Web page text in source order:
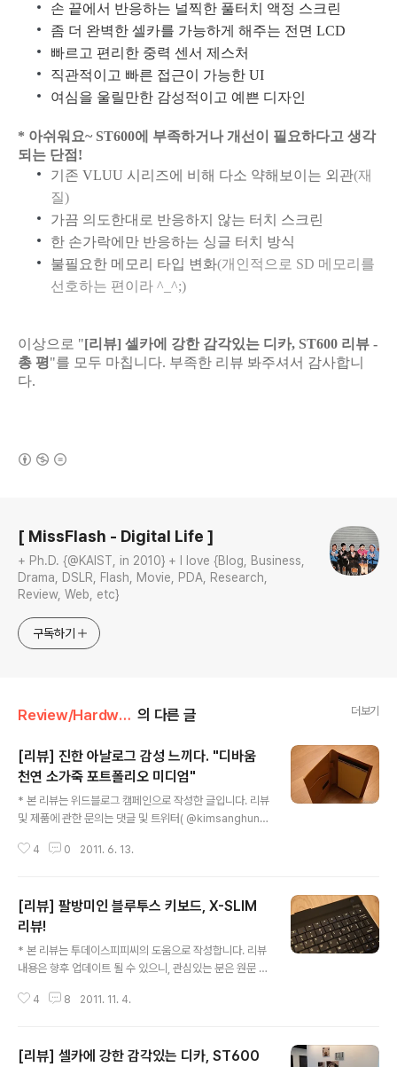
손 끝에서 반응하는 널찍한 풀터치 액정 스크린
좀 더 완벽한 셀카를 가능하게 해주는 전면 LCD
빠르고 편리한 중력 센서 제스처
직관적이고 빠른 접근이 가능한 UI
여심을 울릴만한 감성적이고 예쁜 디자인
* 아쉬워요~ ST600에 부족하거나 개선이 필요하다고 생각
되는 단점!
기존 VLUU 시리즈에 비해 다소 약해보이는 외관(재
질)
가끔 의도한대로 반응하지 않는 터치 스크린
한 손가락에만 반응하는 싱글 터치 방식
불필요한 메모리 타입 변화(개인적으로 SD 메모리를
선호하는 편이라 ^_^;)
이상으로 "[리뷰] 셀카에 강한 감각있는 디카, ST600 리뷰 -
총 평"를 모두 마칩니다. 부족한 리뷰 봐주셔서 감사합니
다.
[ MissFlash - Digital Life ]
+ Ph.D. {@KAIST, in 2010} + I love {Blog, Business,
Drama, DSLR, Flash, Movie, PDA, Research,
Review, Web, etc}
구독하기
Review/Hardware 의 다른 글 더보기
[리뷰] 진한 아날로그 감성 느끼다. "디바움
천연 소가죽 포트폴리오 미디엄"
* 본 리뷰는 위드블로그 캠페인으로 작성한 글입니다. 리뷰
및 제품에 관한 문의는 댓글 및 트위터( @kimsanghun )
겠습니닷! 하드웨어든 소프트웨어든 디지털 관련 소식 일
가죽 포트폴리오 미디엄"인데요... 이름 자체에서 알 수 없
다시피(?), 이 제품은 노트나 필기구, 명함, 카드 등을 휴대
할 수 있는 고급스러운 스타일의 가죽 케이스입니다. 먼저
간단하게 개봉샷을 살펴보도록 할까요? 제가 제일 좋아하
는 *-_-* 택배박스 입니다. 제목에 "아날로그 감성이 물씬
풍기는 제품"이라고 해서 그런지 케이스에서도 남다른 포
4 0 2011. 6. 13.
[리뷰] 팔방미인 블루투스 키보드, X-SLIM
리뷰!
* 본 리뷰는 투데이스피피씨의 도움으로 작성합니다. 리뷰
내용은 향후 업데이트 될 수 있으니, 관심있는 분은 원문 링
결이 까다롭고 통신속도가 느리다는 이유로 사람들의 관심
서 이제는 없어서는 안될 기술이 된 것 같습니다. 개인적으
4 8 2011. 11. 4.
[리뷰] 셀카에 강한 감각있는 디카, ST600